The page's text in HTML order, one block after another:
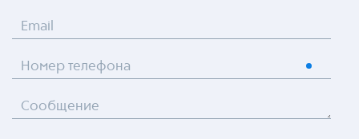
Email
Номер телефона
Сообщение